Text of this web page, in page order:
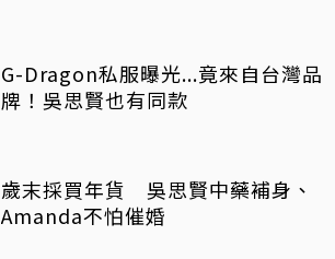
G-Dragon私服曝光...竟來自台灣品
牌！吳思賢也有同款
歲末採買年貨 吳思賢中藥補身、
Amanda不怕催婚